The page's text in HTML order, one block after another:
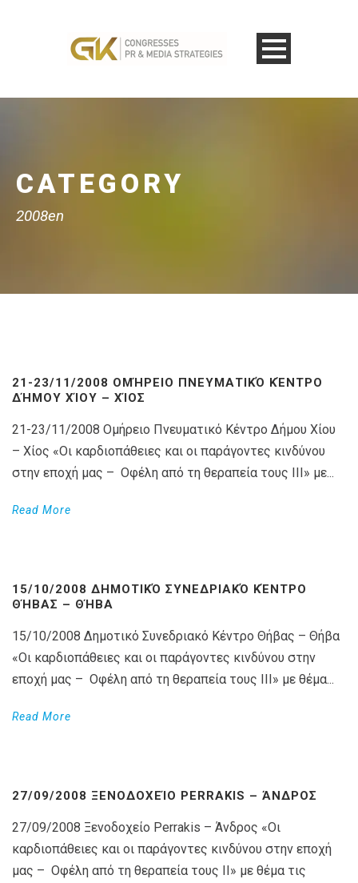
CATEGORY
2008en
21-23/11/2008 ΟΜΉΡΕΙΟ ΠΝΕΥΜΑΤΙΚΌ ΚΈΝΤΡΟ
ΔΉΜΟΥ ΧΊΟΥ – ΧΊΟΣ
21-23/11/2008 Ομήρειο Πνευματικό Κέντρο Δήμου Χίου
– Χίος «Οι καρδιοπάθειες και οι παράγοντες κινδύνου
στην εποχή μας – Οφέλη από τη θεραπεία τους ΙΙΙ» με...
Read More
15/10/2008 ΔΗΜΟΤΙΚΌ ΣΥΝΕΔΡΙΑΚΌ ΚΈΝΤΡΟ
ΘΉΒΑΣ – ΘΉΒΑ
15/10/2008 Δημοτικό Συνεδριακό Κέντρο Θήβας – Θήβα
«Οι καρδιοπάθειες και οι παράγοντες κινδύνου στην
εποχή μας – Οφέλη από τη θεραπεία τους ΙΙΙ» με θέμα...
Read More
27/09/2008 ΞΕΝΟΔΟΧΕΊΟ PERRAKIS – ΆΝΔΡΟΣ
27/09/2008 Ξενοδοχείο Perrakis – Άνδρος «Οι
καρδιοπάθειες και οι παράγοντες κινδύνου στην εποχή
μας – Οφέλη από τη θεραπεία τους ΙΙ» με θέμα τις